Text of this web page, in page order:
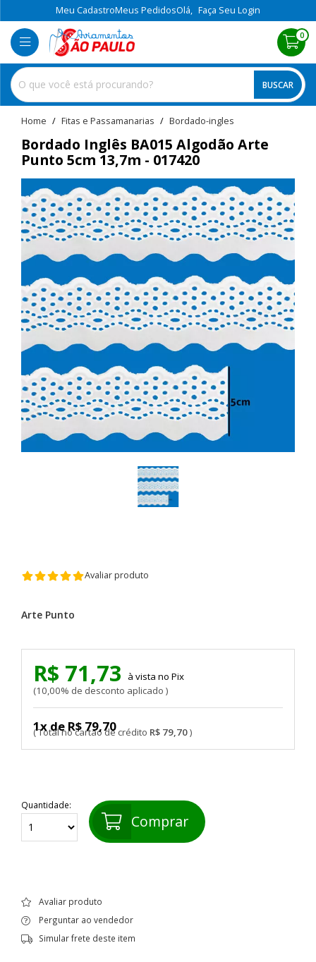
Meu CadastroMeus PedidosOlá, Faça Seu Login
BUSCAR
0
home Fitas e Passamanarias bordado-ingles
Bordado Inglês BA015 Algodão Arte
Punto 5cm 13,7m - 017420
Avaliar produto
Arte Punto
R$ 79,70
1x de R$ 79,70
R$ 71,73
10,00% de desconto aplicado
Pix
Quantidade:
Comprar
Avaliar produto
Perguntar ao vendedor
Simular frete deste item